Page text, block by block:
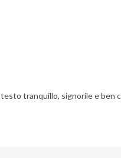
tranquillo, signorile e ben